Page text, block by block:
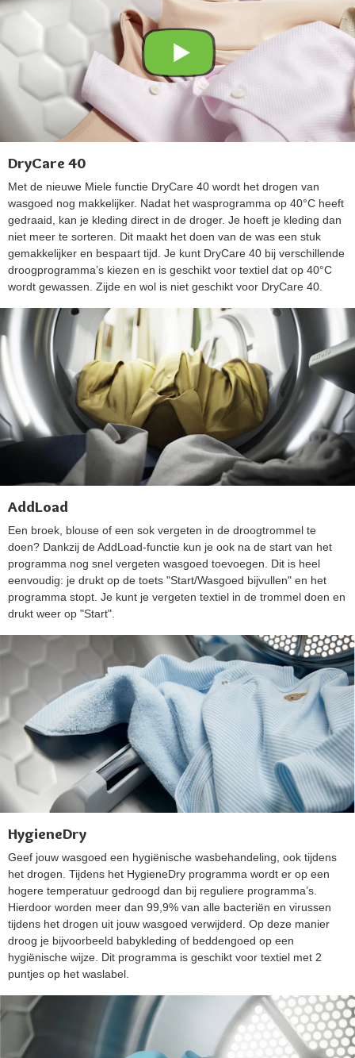
DryCare 40
Met de nieuwe Miele functie DryCare 40 wordt het drogen van
wasgoed nog makkelijker. Nadat het wasprogramma op 40°C heeft
gedraaid, kan je kleding direct in de droger. Je hoeft je kleding dan
niet meer te sorteren. Dit maakt het doen van de was een stuk
gemakkelijker en bespaart tijd. Je kunt DryCare 40 bij verschillende
droogprogramma’s kiezen en is geschikt voor textiel dat op 40°C
wordt gewassen. Zijde en wol is niet geschikt voor DryCare 40.
AddLoad
Een broek, blouse of een sok vergeten in de droogtrommel te
doen? Dankzij de AddLoad-functie kun je ook na de start van het
programma nog snel vergeten wasgoed toevoegen. Dit is heel
eenvoudig: je drukt op de toets "Start/Wasgoed bijvullen" en het
programma stopt. Je kunt je vergeten textiel in de trommel doen en
drukt weer op "Start".
HygieneDry
Geef jouw wasgoed een hygiënische wasbehandeling, ook tijdens
het drogen. Tijdens het HygieneDry programma wordt er op een
hogere temperatuur gedroogd dan bij reguliere programma’s.
Hierdoor worden meer dan 99,9% van alle bacteriën en virussen
tijdens het drogen uit jouw wasgoed verwijderd. Op deze manier
droog je bijvoorbeeld babykleding of beddengoed op een
hygiënische wijze. Dit programma is geschikt voor textiel met 2
puntjes op het waslabel.